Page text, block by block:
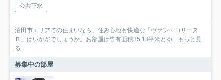
公共下水
沼田市エリアでの住まいなら、住み心地も快適な「ヴァン・コリーヌ
Ｂ」はいかがでしょうか。お部屋は専有面積35.18平米とゆ... もっと見
る
募集中の部屋